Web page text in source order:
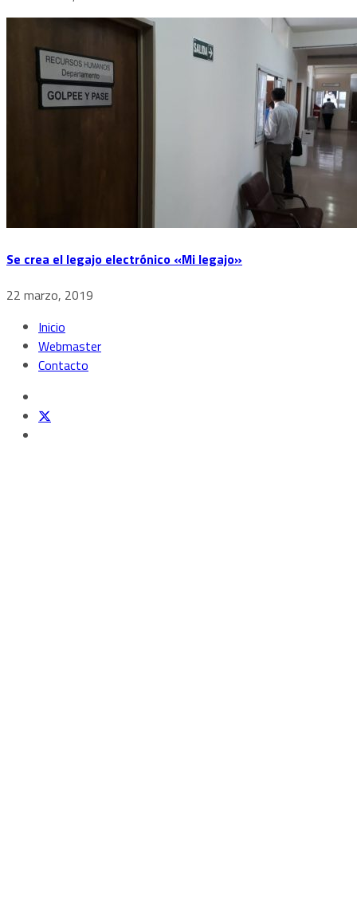
Se crea el legajo electrónico «Mi legajo»
22 marzo, 2019
Inicio
Webmaster
Contacto